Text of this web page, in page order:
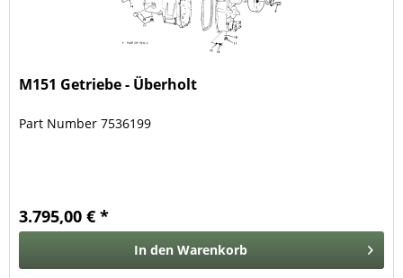
M151 Getriebe - Überholt
Part Number 7536199
3.795,00 € *
In den Warenkorb